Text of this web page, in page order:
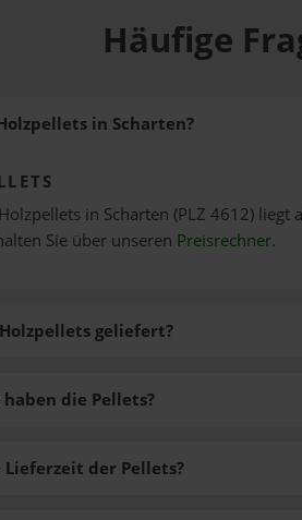
Häufige
in Scharten?
in Scharten (PLZ 4612) liegt
Sie über unseren Preisrechner.
geliefert?
die Pellets?
der Pellets?